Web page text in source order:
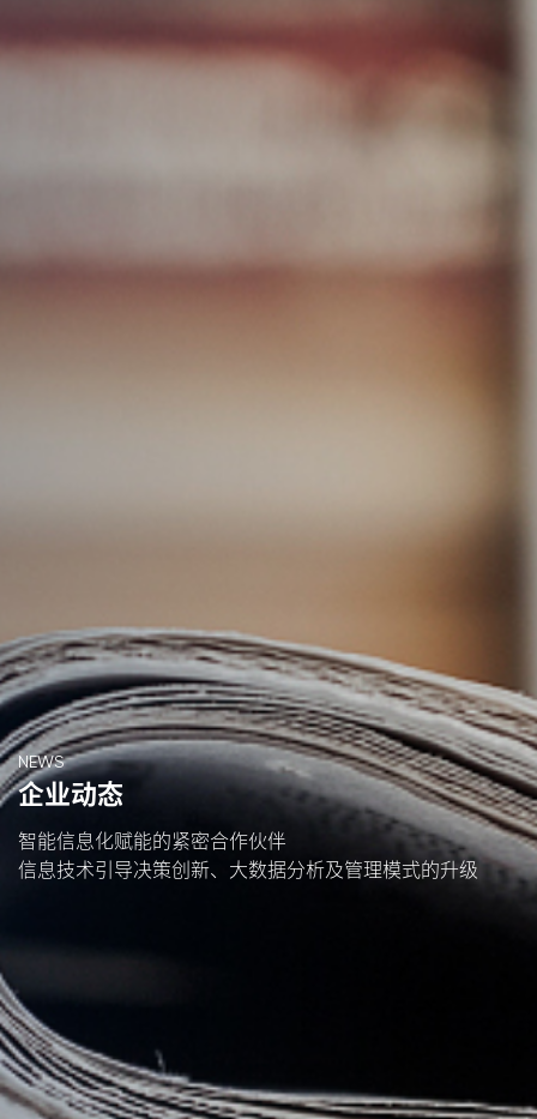
NEWS
企业动态
智能信息化赋能的紧密合作伙伴
信息技术引导决策创新、大数据分析及管理模式的升级